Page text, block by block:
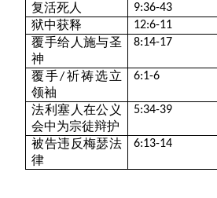
复活死人 9:36-43
狱中获释 12:6-11
覆手给人施与圣
神
8:14-17
覆手/祈祷选立
领袖
6:1-6
法利塞人在公义
会中为宗徒辩护
5:34-39
被告违反梅瑟法
律
6:13-14